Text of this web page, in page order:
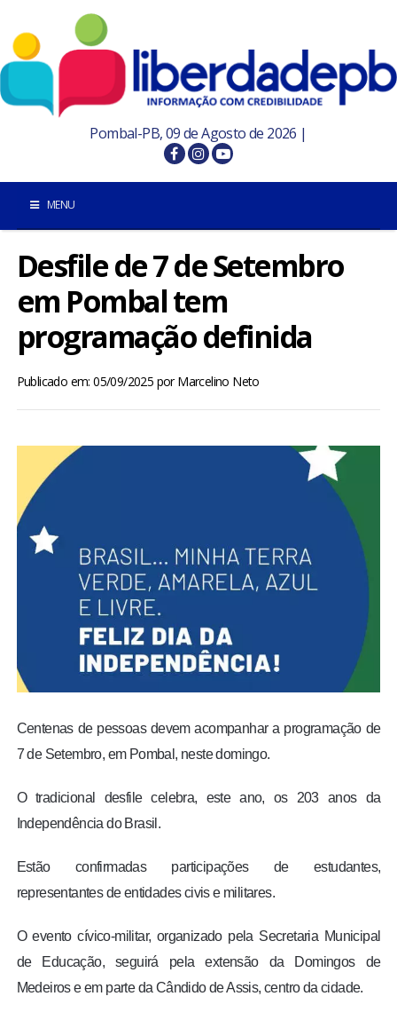
Pombal-PB, 09 de Agosto de 2026 |
MENU
INÍCIO
POMBAL E REGIÃO
PARAÍBA
BRASIL
MUNDO
ENTRETENIMENTO
ENQUETE
COLUNISTAS
Desfile de 7 de Setembro
em Pombal tem
programação definida
Publicado em: 05/09/2025 porMarcelino Neto
Centenas de pessoas devem acompanhar a programação de
7 de Setembro, em Pombal, neste domingo.
O tradicional desfile celebra, este ano, os 203 anos da
Independência do Brasil.
Estão confirmadas participações de estudantes,
representantes de entidades civis e militares.
O evento cívico-militar, organizado pela Secretaria Municipal
de Educação, seguirá pela extensão da Domingos de
Medeiros e em parte da Cândido de Assis, centro da cidade.